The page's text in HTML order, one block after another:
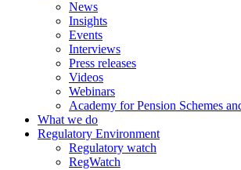
News
Insights
Events
Interviews
Press releases
Videos
Webinars
Academy for Pension Schemes
What we do
Regulatory Environment
Regulatory watch
RegWatch